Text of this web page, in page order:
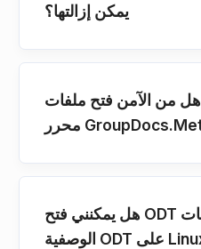
يمكن إزالتها؟
هل من الآمن فتح ملفات ODT باستخدام
هل يمكنني فتح ODT وتحرير البيانات
الوصفية ODT على Linux أو Mac OS أو